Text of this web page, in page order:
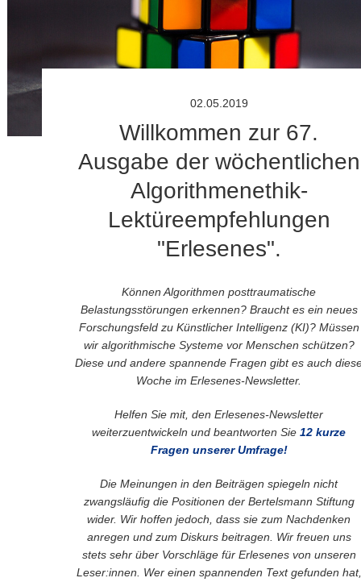
02.05.2019
Willkommen zur 67.
Ausgabe der wöchentlichen
Algorithmenethik-
Lektüreempfehlungen
"Erlesenes".
Können Algorithmen posttraumatische
Belastungsstörungen erkennen? Braucht es ein neues
Forschungsfeld zu Künstlicher Intelligenz (KI)? Müssen
wir algorithmische Systeme vor Menschen schützen?
Diese und andere spannende Fragen gibt es auch
Woche im Erlesenes-Newsletter.
Helfen Sie mit, den Erlesenes-Newsletter
weiterzuentwickeln und beantworten Sie 12 kurze
Fragen unserer Umfrage!
Die Meinungen in den Beiträgen spiegeln nicht
zwangsläufig die Positionen der Bertelsmann Stiftung
wider. Wir hoffen jedoch, dass sie zum Nachdenken
anregen und zum Diskurs beitragen. Wir freuen uns
stets sehr über Vorschläge für Erlesenes von unseren
Leser:innen. Wer einen spannenden Text gefunden hat,